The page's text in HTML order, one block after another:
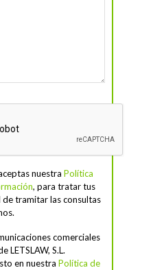
nuestra Política
, para tratar tus
tramitar las consultas
comerciales
LETSLAW, S.L.
en nuestra Política de